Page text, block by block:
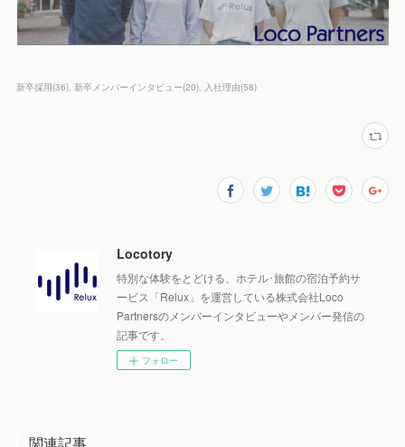
新卒採用(36) 新卒メンバーインタビュー(20) 入社理由(58)
Locotory
特別な体験をとどける、ホテル･旅館の宿泊予約サ
ービス「Relux」を運営している株式会社Loco
Partnersのメンバーインタビューやメンバー発信の
記事です。
フォロー
関連記事